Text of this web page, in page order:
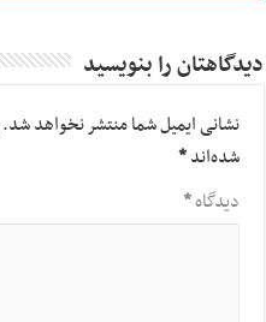
دیدگاهتان را بنویسید
نشانی ایمیل شما منتشر نخواهد شد.
شده‌اند*
دیدگاه*